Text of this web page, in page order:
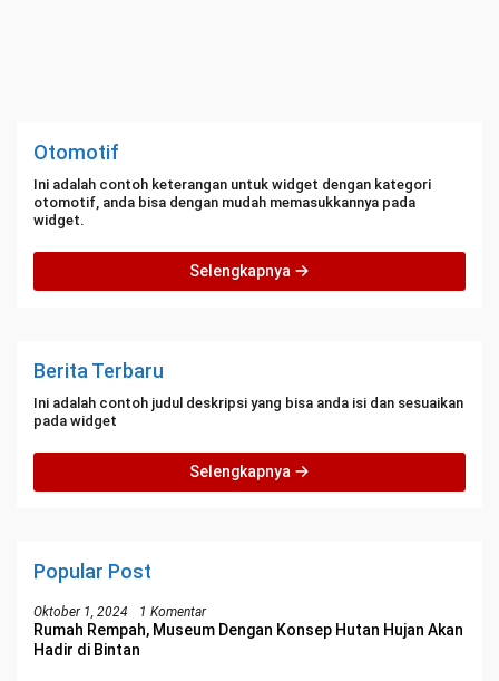
Otomotif
Ini adalah contoh keterangan untuk widget dengan kategori
otomotif, anda bisa dengan mudah memasukkannya pada
widget.
Selengkapnya
Berita Terbaru
Ini adalah contoh judul deskripsi yang bisa anda isi dan sesuaikan
pada widget
Selengkapnya
Popular Post
Oktober 1, 2024 1 Komentar
Rumah Rempah, Museum Dengan Konsep Hutan Hujan Akan
Hadir di Bintan